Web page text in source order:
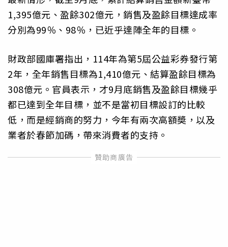
1,395億元、盈餘302億元，銷售及盈餘目標達成率
分別為99％、98％，已近乎達陣全年的目標。
財政部國庫署指出，114年為第5屆公益彩券發行第
2年，全年銷售目標為1,410億元、結算盈餘目標為
308億元。官員表示，才9月底銷售及盈餘目標幾乎
都已達到全年目標，並不是當初目標設訂的比較
低，而是經銷商的努力，今年有兩次高額奬，以及
業者於春節加碼，帶來消費者的支持。